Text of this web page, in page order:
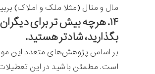
مال و منال (مثلا ملک و املاک)
۱۴. هرچه بیش تر برای
بگذارید، شادتر هستید.
بر اساس پژوهش‌های متعدد این
است. مطمئن باشید در این